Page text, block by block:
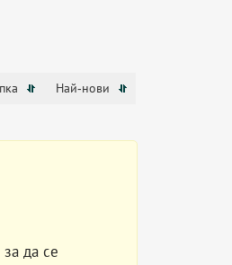
Най-нови
да се